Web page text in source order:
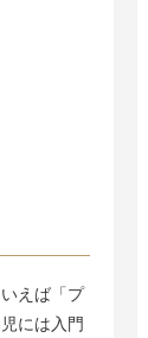
えば「プ
には入門